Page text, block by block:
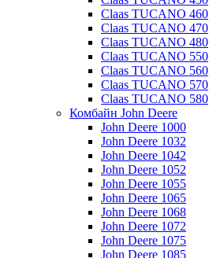
Claas TUCANO 460
Claas TUCANO 470
Claas TUCANO 480
Claas TUCANO 550
Claas TUCANO 560
Claas TUCANO 570
Claas TUCANO 580
Комбайн John Deere
John Deere 1000
John Deere 1032
John Deere 1042
John Deere 1052
John Deere 1055
John Deere 1065
John Deere 1068
John Deere 1072
John Deere 1075
John Deere 1085